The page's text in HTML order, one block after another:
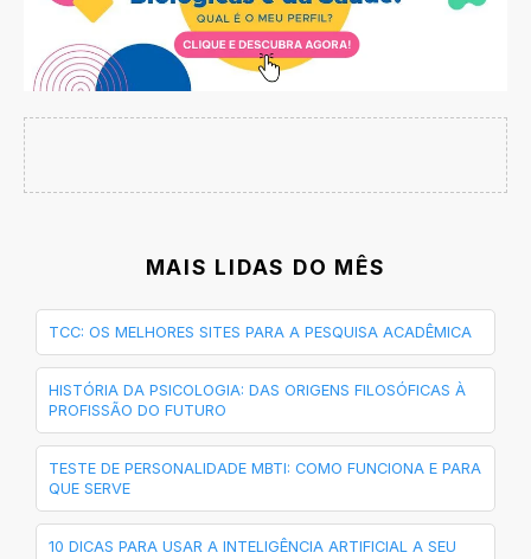
MAIS LIDAS DO MÊS
TCC: OS MELHORES SITES PARA A PESQUISA ACADÊMICA
HISTÓRIA DA PSICOLOGIA: DAS ORIGENS FILOSÓFICAS À
PROFISSÃO DO FUTURO
TESTE DE PERSONALIDADE MBTI: COMO FUNCIONA E PARA
QUE SERVE
10 DICAS PARA USAR A INTELIGÊNCIA ARTIFICIAL A SEU